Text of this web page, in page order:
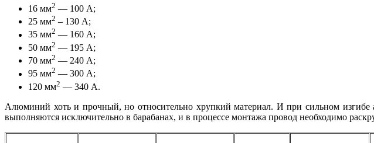
16 мм2 — 100 А;
25 мм2 – 130 А;
35 мм2 — 160 А;
50 мм2 — 195 А;
70 мм2 — 240 А;
95 мм2 — 300 А;
120 мм2 — 340 А.
Алюминий хоть и прочный, но относительно хрупкий материал. И при сильном изгибе
выполняются исключительно в барабанах, и в процессе монтажа провод необходимо